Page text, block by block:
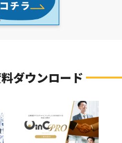
ダウンロード